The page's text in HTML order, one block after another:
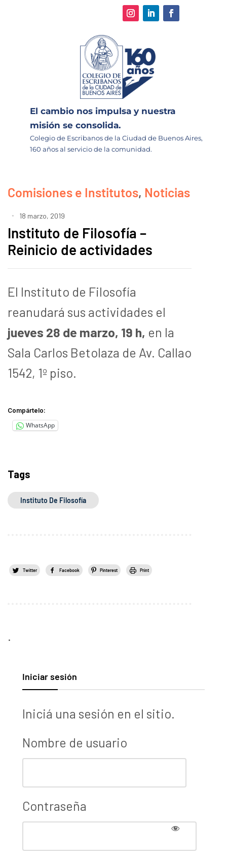
El cambio nos impulsa y nuestra
misión se consolida.
Colegio de Escribanos de la Ciudad de Buenos Aires,
160 años al servicio de la comunidad.
Comisiones e Institutos, Noticias
18 marzo, 2019
Instituto de Filosofía –
Reinicio de actividades
El Instituto de Filosofía
reanudará sus actividades el
jueves 28 de marzo, 19 h, en la
Sala Carlos Betolaza de Av. Callao
1542, 1º piso.
Compártelo:
WhatsApp
Tags
Instituto De Filosofía
Twitter Facebook Pinterest Print
.
Iniciar sesión
Iniciá una sesión en el sitio.
Nombre de usuario
Contraseña